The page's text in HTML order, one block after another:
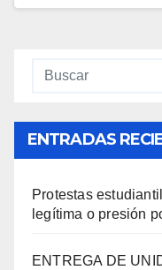
ENTRADAS
Protestas
legítima o presión
ENTREGA DE